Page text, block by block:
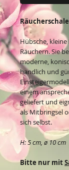
Hübsche,
Räuchern. Sie
moderne,
handlich und
einem
geliefert und
als Mitbringsel
sich selbst.
H: 5 cm, ø 10 cm
Bitte nur mit